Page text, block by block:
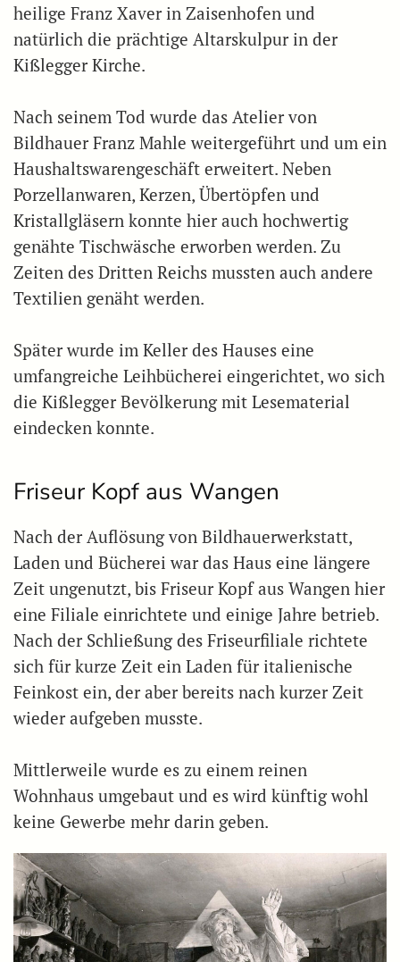
heilige Franz Xaver in Zaisenhofen und
natürlich die prächtige Altarskulpur in der
Kißlegger Kirche.
Nach seinem Tod wurde das Atelier von
Bildhauer Franz Mahle weitergeführt und um ein
Haushaltswarengeschäft erweitert. Neben
Porzellanwaren, Kerzen, Übertöpfen und
Kristallgläsern konnte hier auch hochwertig
genähte Tischwäsche erworben werden. Zu
Zeiten des Dritten Reichs mussten auch andere
Textilien genäht werden.
Später wurde im Keller des Hauses eine
umfangreiche Leihbücherei eingerichtet, wo sich
die Kißlegger Bevölkerung mit Lesematerial
eindecken konnte.
Friseur Kopf aus Wangen
Nach der Auflösung von Bildhauerwerkstatt,
Laden und Bücherei war das Haus eine längere
Zeit ungenutzt, bis Friseur Kopf aus Wangen hier
eine Filiale einrichtete und einige Jahre betrieb.
Nach der Schließung des Friseurfiliale richtete
sich für kurze Zeit ein Laden für italienische
Feinkost ein, der aber bereits nach kurzer Zeit
wieder aufgeben musste.
Mittlerweile wurde es zu einem reinen
Wohnhaus umgebaut und es wird künftig wohl
keine Gewerbe mehr darin geben.